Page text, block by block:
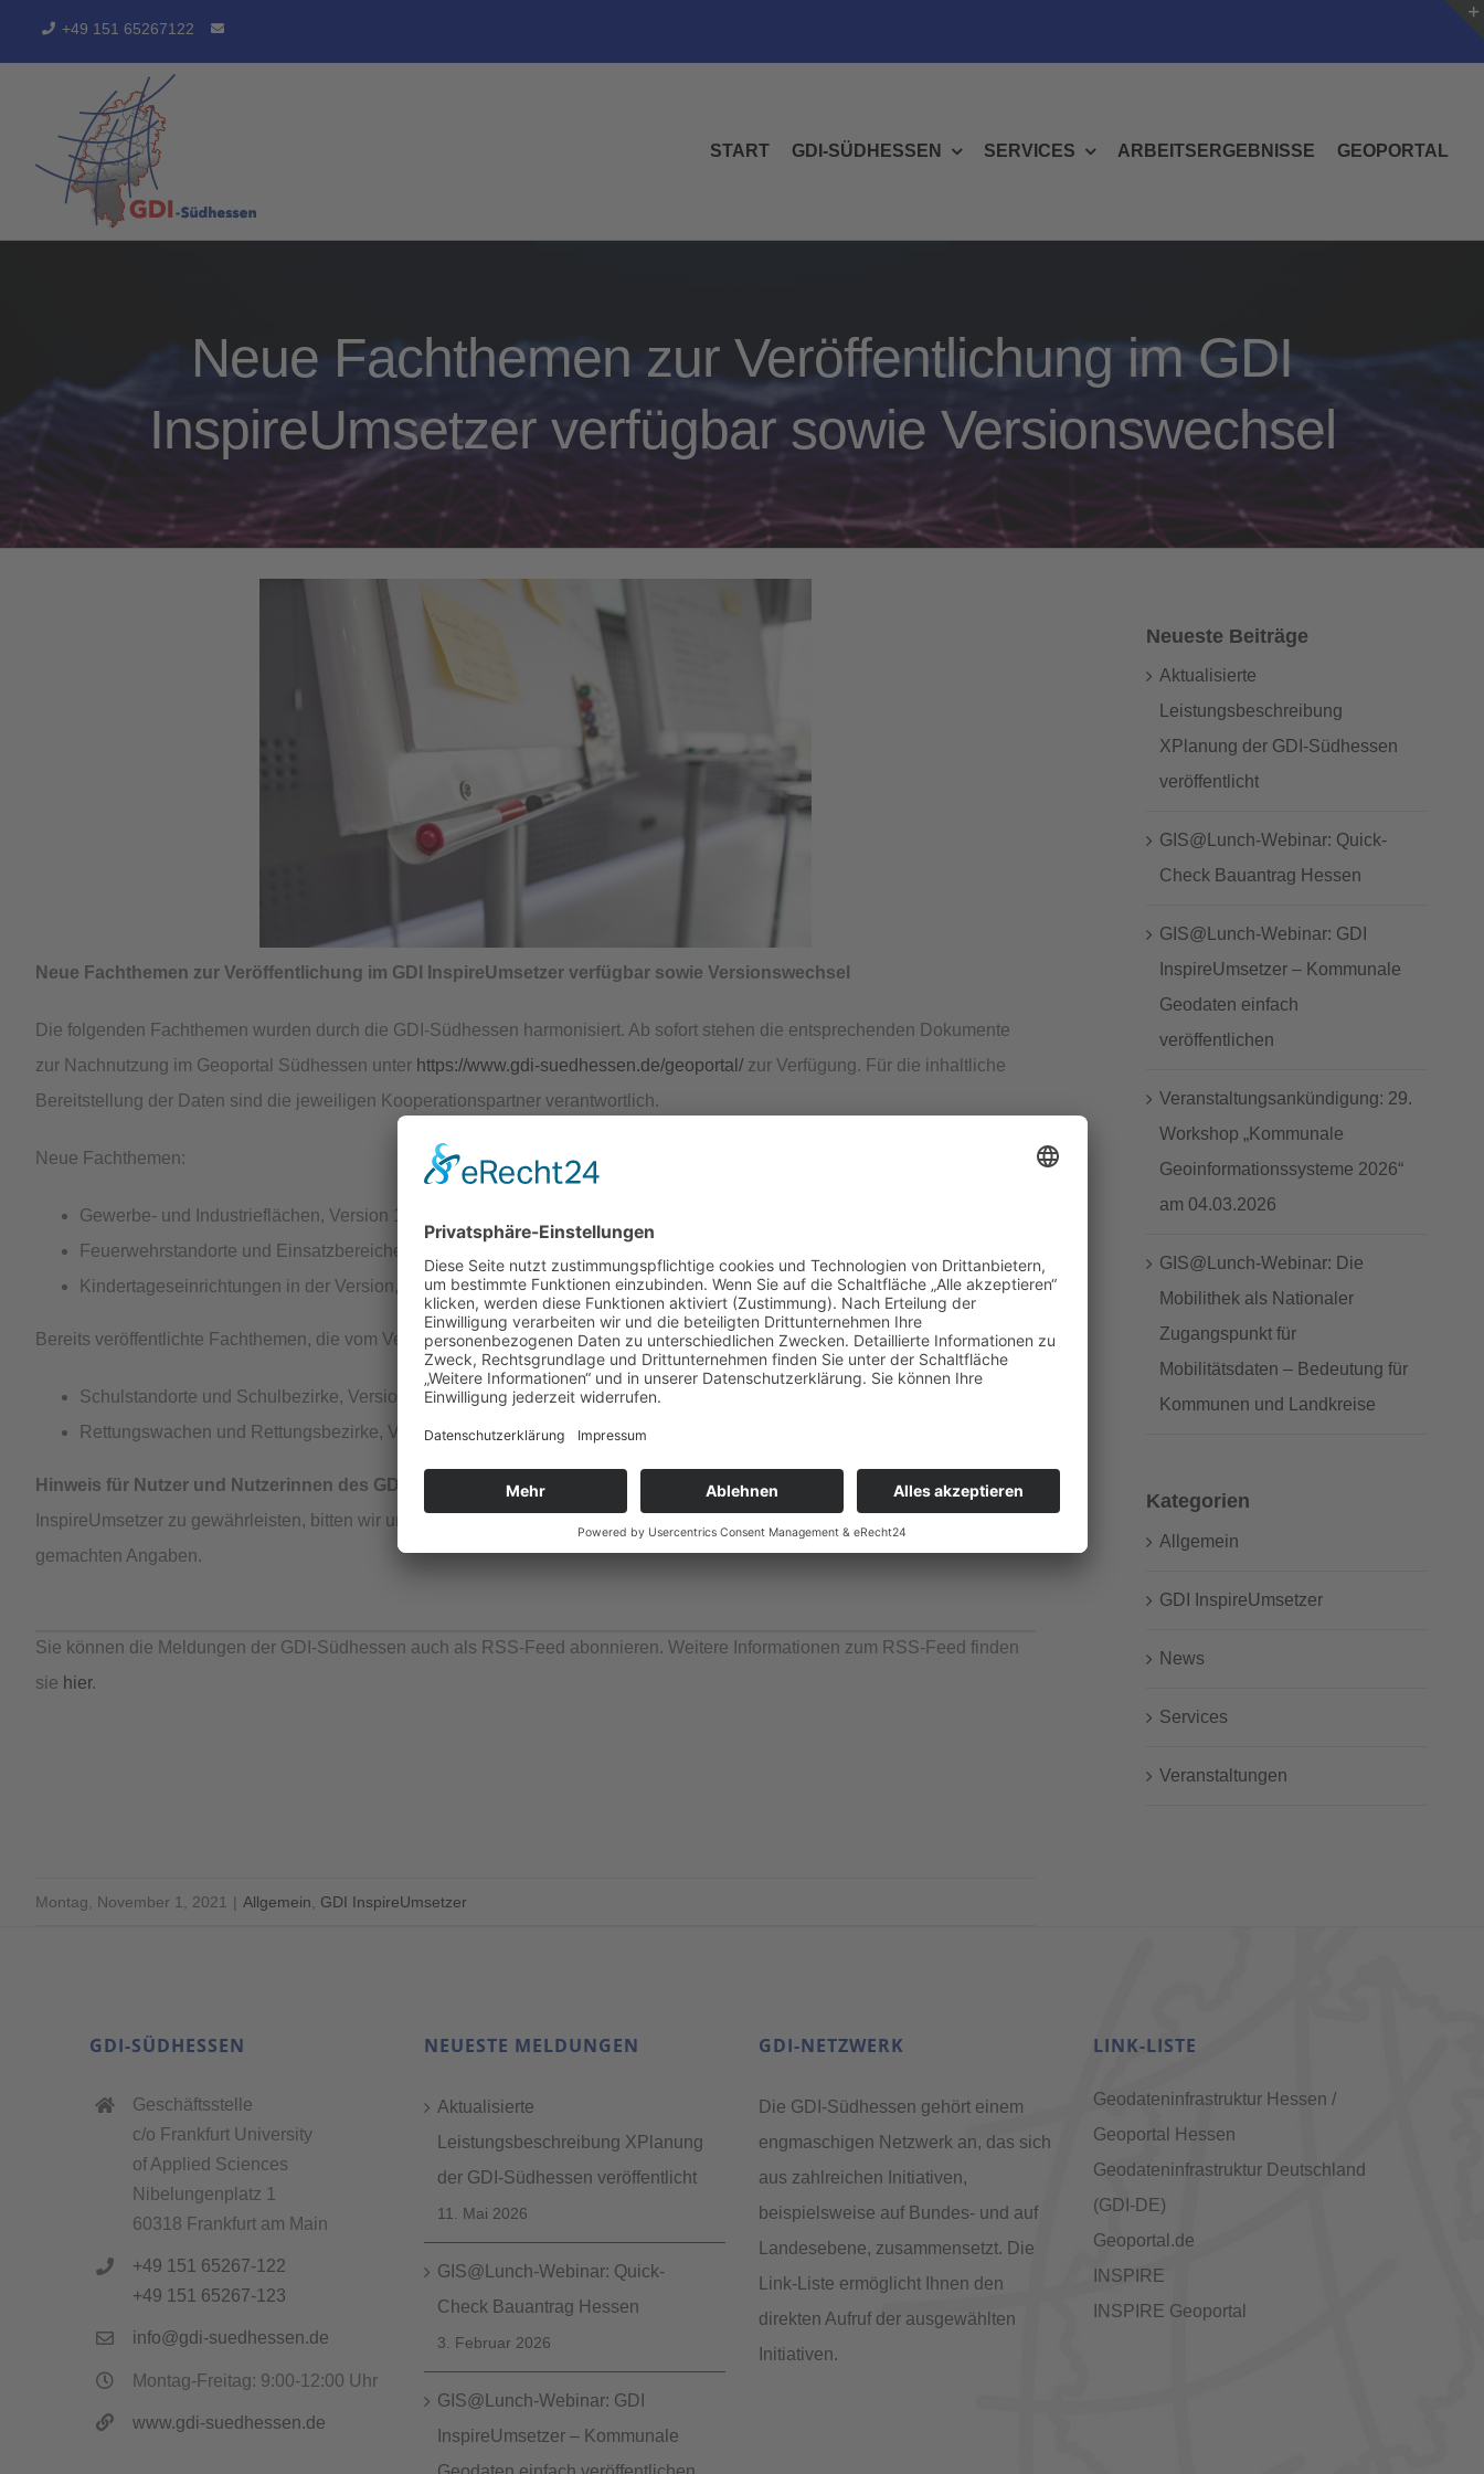
+49 151 65267122
START GDI-SÜDHESSEN SERVICES ARBEITSERGEBNISSE GEOPORTAL
Neue Fachthemen zur Veröffentlichung im GDI
InspireUmsetzer verfügbar sowie Versionswechsel
Neue Fachthemen zur Veröffentlichung im GDI InspireUmsetzer verfügbar sowie Versionswechsel
Die folgenden Fachthemen wurden durch die GDI-Südhessen harmonisiert. Ab sofort stehen die entsprechenden Dokumente
zur Nachnutzung im Geoportal Südhessen unter https://www.gdi-suedhessen.de/geoportal/ zur Verfügung. Für die inhaltliche
Bereitstellung der Daten sind die jeweiligen Kooperationspartner verantwortlich.
Neue Fachthemen:
Gewerbe- und Industrieflächen, Version 1.0
Feuerwehrstandorte und Einsatzbereiche, Version 1.0
Kindertageseinrichtungen in der Version, Version 1.0
Bereits veröffentlichte Fachthemen, die vom Versionswechsel betroffen sind:
Schulstandorte und Schulbezirke, Version 2.0
Rettungswachen und Rettungsbezirke, Version 2.0
Hinweis für Nutzer und Nutzerinnen des GDI InspireUmsetzers
: Um einen reibungslosen Versionswechsel im GDI
InspireUmsetzer zu gewährleisten, bitten wir um die Beachtung der im Dokument „Handlungsanweisung zum Versionswechsel“
gemachten Angaben.
Sie können die Meldungen der GDI-Südhessen auch als RSS-Feed abonnieren. Weitere Informationen zum RSS-Feed finden
sie hier.
Montag, November 1, 2021 | Allgemein GDI InspireUmsetzer
Neueste Beiträge
Aktualisierte
Leistungsbeschreibung
XPlanung der GDI-Südhessen
veröffentlicht
GIS@Lunch-Webinar: Quick-
Check Bauantrag Hessen
GIS@Lunch-Webinar: GDI
InspireUmsetzer – Kommunale
Geodaten einfach
veröffentlichen
Veranstaltungsankündigung: 29.
Workshop „Kommunale
Geoinformationssysteme 2026“
am 04.03.2026
GIS@Lunch-Webinar: Die
Mobilithek als Nationaler
Zugangspunkt für
Mobilitätsdaten – Bedeutung für
Kommunen und Landkreise
Kategorien
Allgemein
GDI InspireUmsetzer
News
Services
Veranstaltungen
GDI-SÜDHESSEN
Geschäftsstelle
c/o Frankfurt University
of Applied Sciences
Nibelungenplatz 1
60318 Frankfurt am Main
+49 151 65267-122
+49 151 65267-123
info@gdi-suedhessen.de
Montag-Freitag: 9:00-12:00 Uhr
www.gdi-suedhessen.de
NEUESTE MELDUNGEN
Aktualisierte
Leistungsbeschreibung XPlanung
der GDI-Südhessen veröffentlicht
11. Mai 2026
GIS@Lunch-Webinar: Quick-
Check Bauantrag Hessen
3. Februar 2026
GIS@Lunch-Webinar: GDI
InspireUmsetzer – Kommunale
GDI-NETZWERK
Die GDI-Südhessen gehört einem
engmaschigen Netzwerk an, das sich
aus zahlreichen Initiativen,
beispielsweise auf Bundes- und auf
Landesebene, zusammensetzt. Die
Link-Liste ermöglicht Ihnen den
direkten Aufruf der ausgewählten
Initiativen.
LINK-LISTE
Geodateninfrastruktur Hessen /
Geoportal Hessen
Geodateninfrastruktur Deutschland
(GDI-DE)
Geoportal.de
INSPIRE
INSPIRE Geoportal